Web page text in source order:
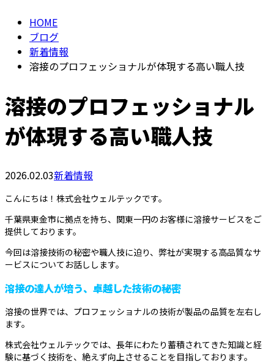
HOME
ブログ
新着情報
溶接のプロフェッショナルが体現する高い職人技
溶接のプロフェッショナル
が体現する高い職人技
2026.02.03新着情報
こんにちは！株式会社ウェルテックです。
千葉県東金市に拠点を持ち、関東一円のお客様に溶接サービスをご
提供しております。
今回は溶接技術の秘密や職人技に迫り、弊社が実現する高品質なサ
ービスについてお話しします。
溶接の達人が培う、卓越した技術の秘密
溶接の世界では、プロフェッショナルの技術が製品の品質を左右し
ます。
株式会社ウェルテックでは、長年にわたり蓄積されてきた知識と経
験に基づく技術を、絶えず向上させることを目指しております。